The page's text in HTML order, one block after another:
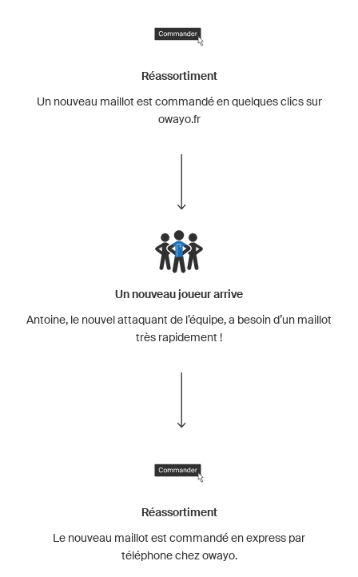
Réassortiment
Un nouveau maillot est commandé en quelques clics sur
owayo.fr
Un nouveau joueur arrive
Antoine, le nouvel attaquant de l’équipe, a besoin d’un maillot
très rapidement !
Réassortiment
Le nouveau maillot est commandé en express par
téléphone chez owayo.